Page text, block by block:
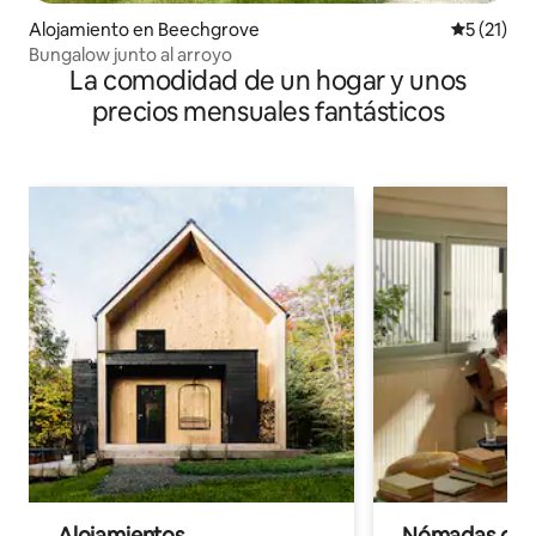
Alojamiento en Beechgrove
5 (21)
Bungalow junto al arroyo
La comodidad de un hogar y unos
precios mensuales fantásticos